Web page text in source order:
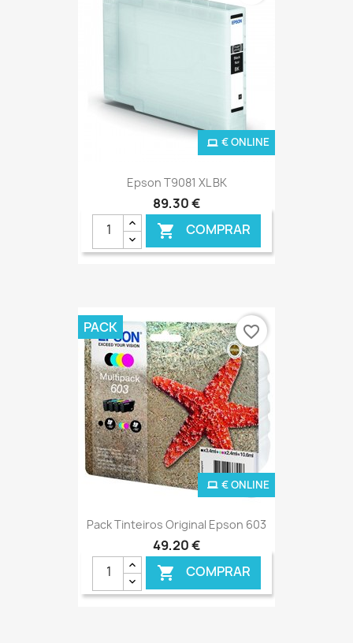
Epson T9081 XL BK
89,30 €
 COMPRAR
€ ONLINE
Pack Tinteiros Original Epson 603
49,20 €
 COMPRAR
€ ONLINE
PACK favorite_border